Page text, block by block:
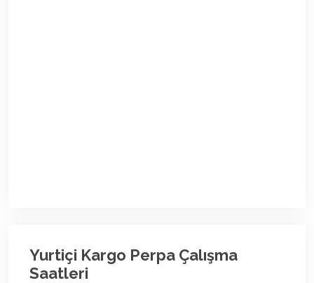
Yurtiçi Kargo Perpa Çalışma
Saatleri